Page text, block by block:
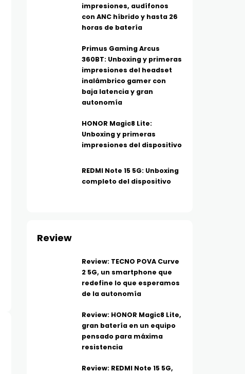
impresiones, audífonos
con ANC híbrido y hasta 26
horas de batería
Primus Gaming Arcus
360BT: Unboxing y primeras
impresiones del headset
inalámbrico gamer con
baja latencia y gran
autonomía
HONOR Magic8 Lite:
Unboxing y primeras
impresiones del dispositivo
REDMI Note 15 5G: Unboxing
completo del dispositivo
Review
Review: TECNO POVA Curve
2 5G, un smartphone que
redefine lo que esperamos
de la autonomía
Review: HONOR Magic8 Lite,
gran batería en un equipo
pensado para máxima
resistencia
Review: REDMI Note 15 5G,